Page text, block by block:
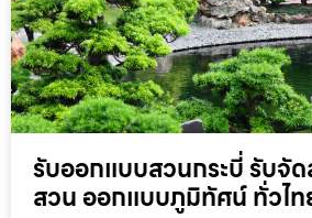
รับออกแบบสวนกระบี่ รับจั
สวน ออกแบบภูมิทัศน์ ทั่วไท